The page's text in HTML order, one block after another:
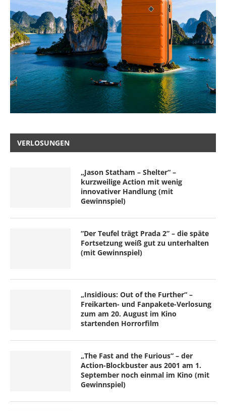
VERLOSUNGEN
„Jason Statham – Shelter“ –
kurzweilige Action mit wenig
innovativer Handlung (mit
Gewinnspiel)
“Der Teufel trägt Prada 2” – die späte
Fortsetzung weiß gut zu unterhalten
(mit Gewinnspiel)
„Insidious: Out of the Further“ –
Freikarten- und Fanpakete-Verlosung
zum am 20. August im Kino
startenden Horrorfilm
„The Fast and the Furious“ – der
Action-Blockbuster aus 2001 am 1.
September noch einmal im Kino (mit
Gewinnspiel)